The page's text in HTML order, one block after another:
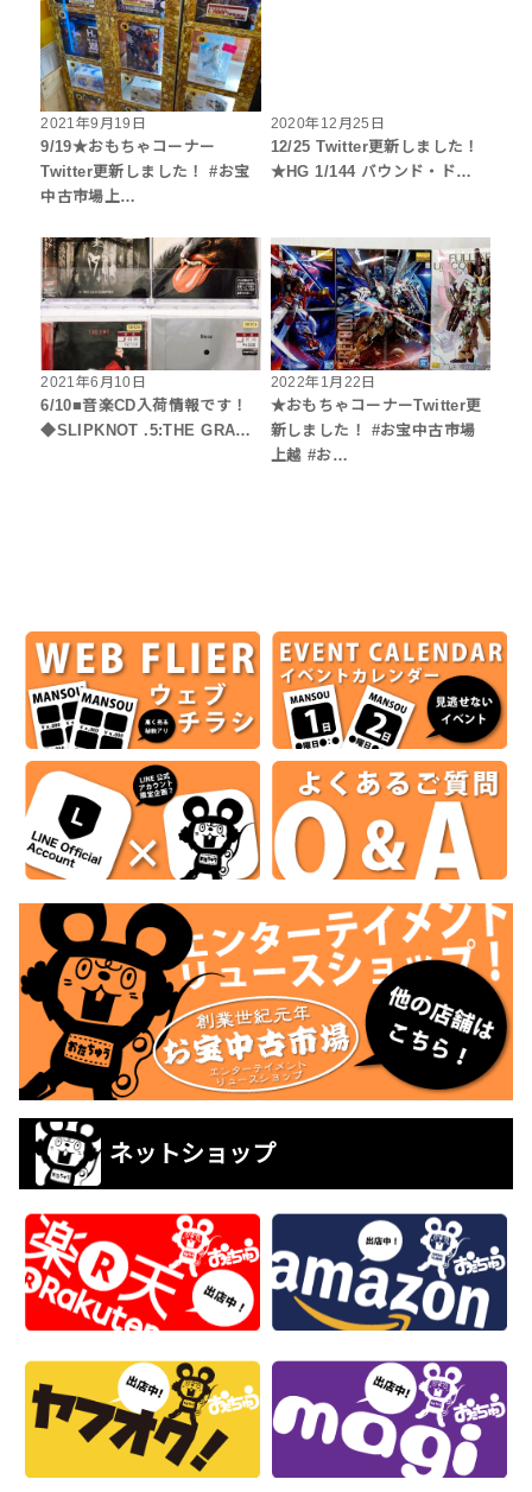
2021年9月19日
9/19★おもちゃコーナー
Twitter更新しました！ #お宝
中古市場上…
2020年12月25日
12/25 Twitter更新しました！
★HG 1/144 バウンド・ド…
2021年6月10日
6/10■音楽CD入荷情報です！
◆SLIPKNOT .5:THE GRA…
2022年1月22日
★おもちゃコーナーTwitter更
新しました！ #お宝中古市場
上越 #お…
ネットショップ